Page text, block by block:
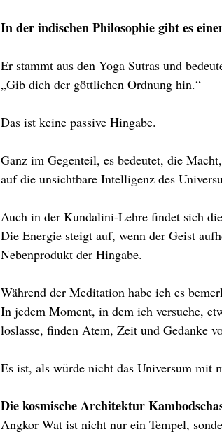
In der indischen Philosophie gibt es
Er stammt aus den Yoga Sutras und
„Gib dich der göttlichen Ordnung hin.“
Das ist keine passive Hingabe.
Ganz im Gegenteil, es bedeutet, die
auf die unsichtbare Intelligenz des
Auch in der Kundalini-Lehre findet sich
Die Energie steigt auf, wenn der Geist
Nebenprodukt der Hingabe.
Während der Meditation habe ich es
In jedem Moment, in dem ich versuche,
loslasse, finden Atem, Zeit und Gedanke
Es ist, als würde nicht das Universum mit
Die kosmische Architektur
Angkor Wat ist nicht nur ein Tempel,